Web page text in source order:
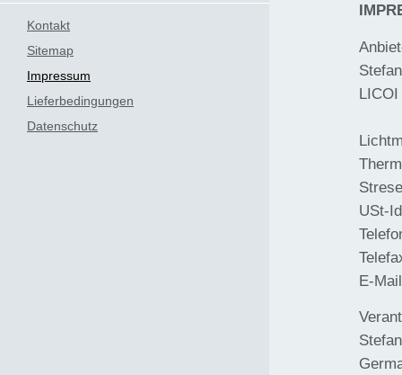
Kontakt
Sitemap
Impressum
Lieferbedingungen
Datenschutz
USt-
E-